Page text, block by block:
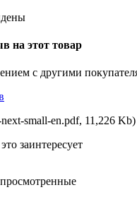
на этот товар
с другими
small-en.pdf, 11,226
заинтересует